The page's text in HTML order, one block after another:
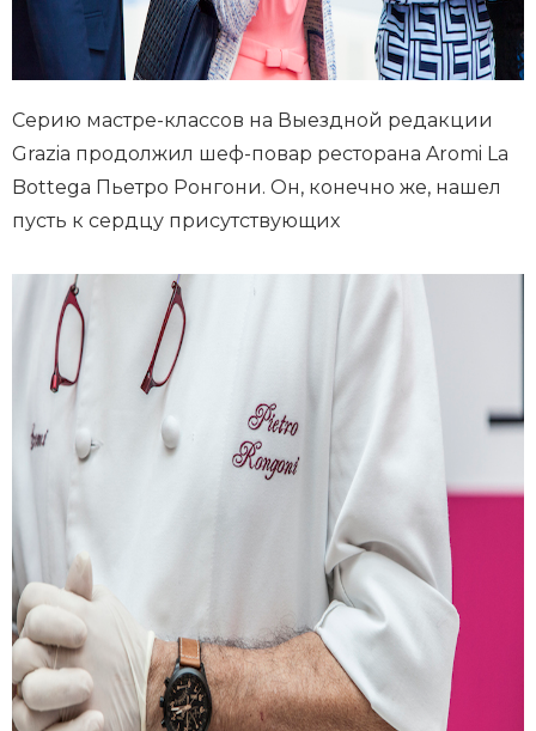
Серию мастре-классов на Выездной редакции
Grazia продолжил шеф-повар ресторана Aromi La
Bottega Пьетро Ронгони. Он, конечно же, нашел
пусть к сердцу присутствующих